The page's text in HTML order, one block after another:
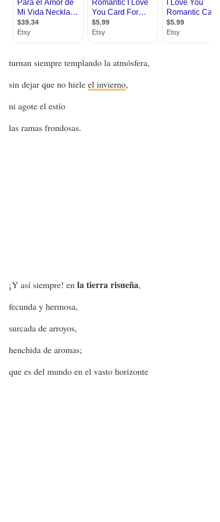
turnan siempre templando la atmósfera,
sin dejar que no hiele el invierno,
ni agote el estío
las ramas frondosas.
¡Y así siempre! en la tierra risueña,
fecunda y hermosa,
surcada de arroyos,
henchida de aromas;
que es del mundo en el vasto horizonte